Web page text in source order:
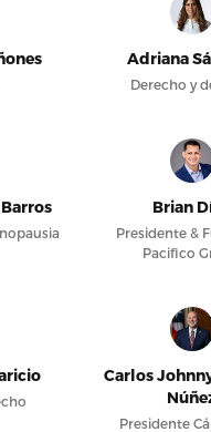
Adriana
Derecho y
Brian
Presidente &
Pacifico
Carlos
Presidente